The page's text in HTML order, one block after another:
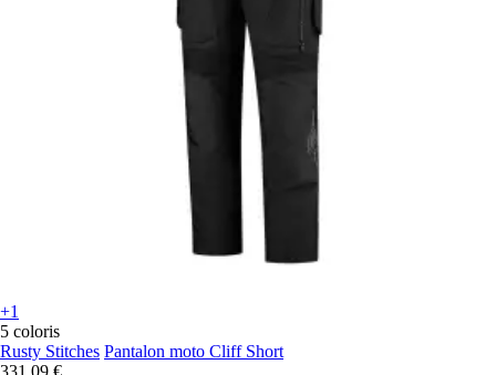
+1
5 coloris
Rusty Stitches Pantalon moto Cliff Short
331,09 €